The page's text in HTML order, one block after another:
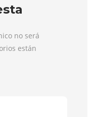
no será
están